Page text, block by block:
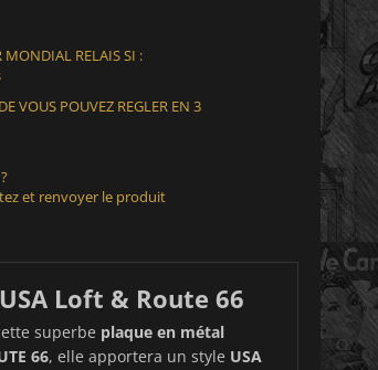
MONDIAL RELAIS SI :
VOUS POUVEZ REGLER EN 3
et renvoyer le produit
Loft & Route 66
superbe plaque en métal
66, elle apportera un style USA